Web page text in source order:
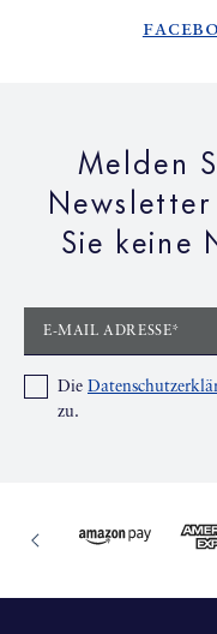
Melden
Sie keine
E-MAIL ADRESSE*
Die
zu.